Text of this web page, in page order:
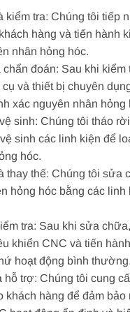
kiểm tra: Chúng tôi tiếp
hàng và tiến hành
nhân hỏng hóc.
chẩn đoán: Sau khi kiểm
và thiết bị chuyên
xác nguyên nhân hỏng
sinh: Chúng tôi tháo
sinh các linh kiện để
hóc.
thay thế: Chúng tôi sửa
hỏng hóc bằng các linh
tra: Sau khi sửa
khiển CNC và tiến
hoạt động bình thường.
hỗ trợ: Chúng tôi cung
khách hàng để đảm bảo